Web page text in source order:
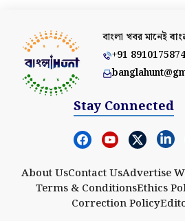
বাংলা খবর মানেই
+91
Stay Connected
About UsContact UsAdvertise
Terms & ConditionsEthics
Correction Policy